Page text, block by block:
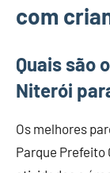
com
Quais são
Niterói
Os melhores
Parque Prefeito